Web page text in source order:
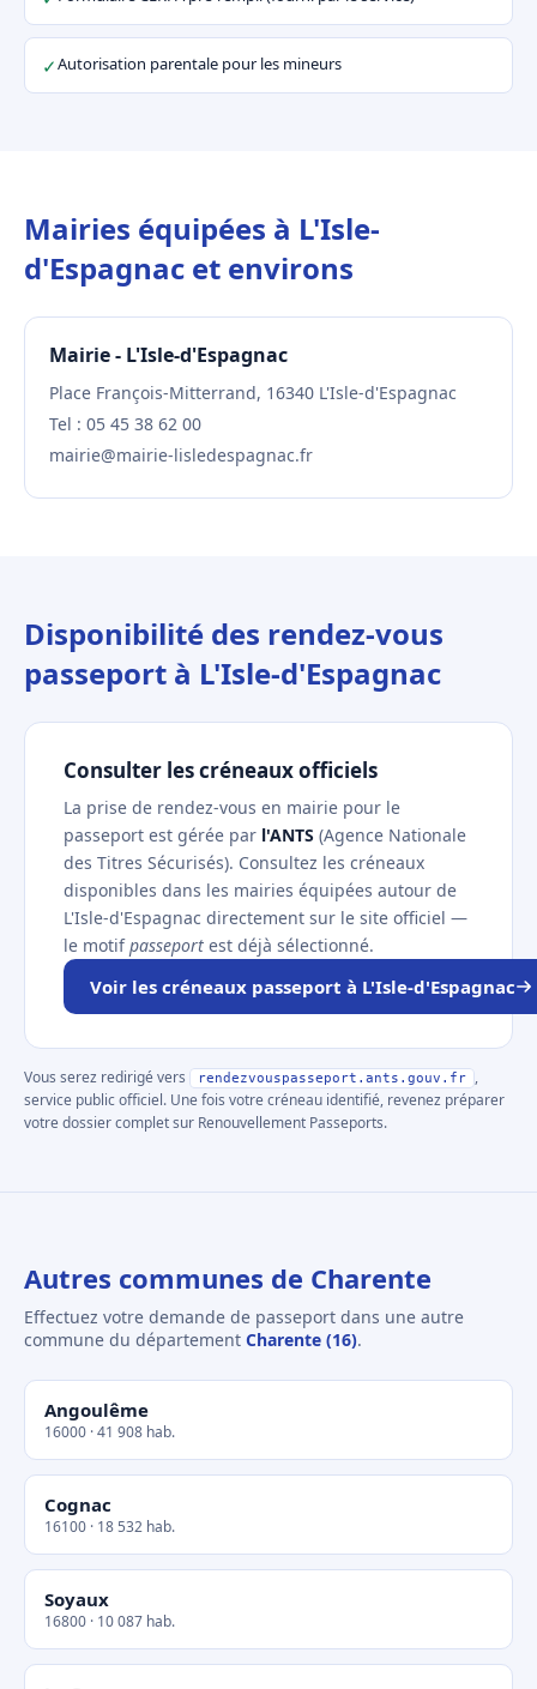
✓Autorisation parentale pour les mineurs
Mairies équipées à L'Isle-
d'Espagnac et environs
Mairie - L'Isle-d'Espagnac
Place François-Mitterrand, 16340 L'Isle-d'Espagnac
Tel : 05 45 38 62 00
mairie@mairie-lisledespagnac.fr
Disponibilité des rendez-vous
passeport à L'Isle-d'Espagnac
Consulter les créneaux officiels
La prise de rendez-vous en mairie pour le
passeport est gérée par l'ANTS (Agence Nationale
des Titres Sécurisés). Consultez les créneaux
disponibles dans les mairies équipées autour de
L'Isle-d'Espagnac directement sur le site officiel —
le motifpasseport est déjà sélectionné.
Voir les créneaux passeport à L'Isle-d'Espagnac
Vous serez redirigé vers rendezvouspasseport.ants.gouv.fr
,
service public officiel. Une fois votre créneau identifié, revenez préparer
votre dossier complet sur Renouvellement Passeports.
Autres communes de Charente
Effectuez votre demande de passeport dans une autre
commune du département Charente (16).
Angoulême
16000 · 41 908 hab.
Cognac
16100 · 18 532 hab.
Soyaux
16800 · 10 087 hab.